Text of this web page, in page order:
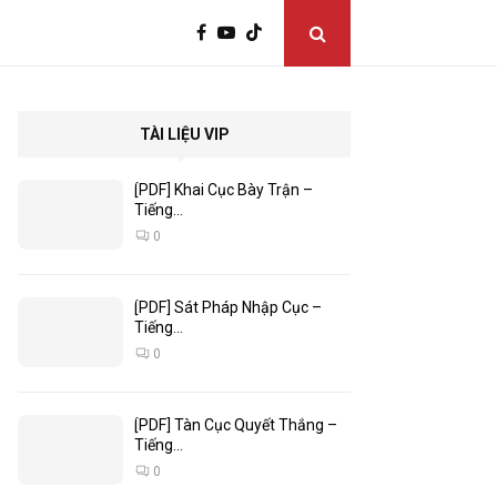
TÀI LIỆU VIP
[PDF] Khai Cục Bày Trận –
Tiếng...
0
[PDF] Sát Pháp Nhập Cục –
Tiếng...
0
[PDF] Tàn Cục Quyết Thắng –
Tiếng...
0